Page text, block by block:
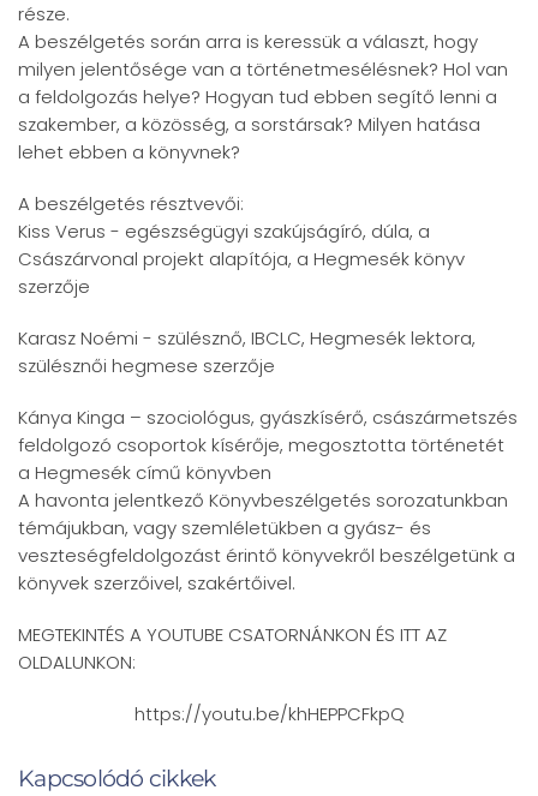
része.
A beszélgetés során arra is keressük a választ, hogy
milyen jelentősége van a történetmesélésnek? Hol van
a feldolgozás helye? Hogyan tud ebben segítő lenni a
szakember, a közösség, a sorstársak? Milyen hatása
lehet ebben a könyvnek?
A beszélgetés résztvevői:
Kiss Verus - egészségügyi szakújságíró, dúla, a
Császárvonal projekt alapítója, a Hegmesék könyv
szerzője
Karasz Noémi - szülésznő, IBCLC, Hegmesék lektora,
szülésznői hegmese szerzője
Kánya Kinga – szociológus, gyászkísérő, császármetszés
feldolgozó csoportok kísérője, megosztotta történetét
a Hegmesék című könyvben
A havonta jelentkező Könyvbeszélgetés sorozatunkban
témájukban, vagy szemléletükben a gyász- és
veszteségfeldolgozást érintő könyvekről beszélgetünk a
könyvek szerzőivel, szakértőivel.
MEGTEKINTÉS A YOUTUBE CSATORNÁNKON ÉS ITT AZ
OLDALUNKON:
https://youtu.be/khHEPPCFkpQ
Kapcsolódó cikkek